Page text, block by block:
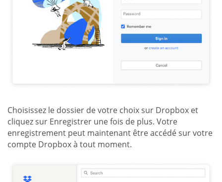
Choisissez le dossier de votre choix sur Dropbox et
cliquez sur Enregistrer une fois de plus. Votre
enregistrement peut maintenant être accédé sur votre
compte Dropbox à tout moment.